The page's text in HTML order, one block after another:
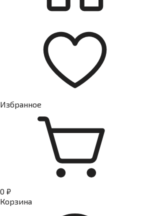
Избранное
0 ₽
Корзина